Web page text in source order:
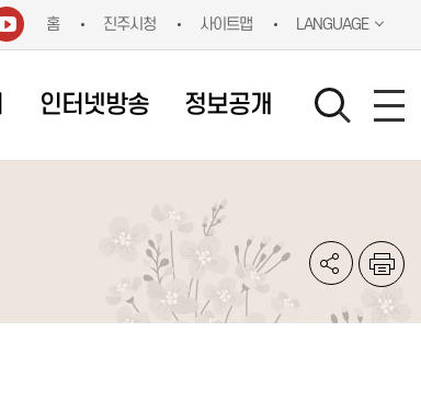
홈 진주시청 사이트맵 LANGUAGE
인터넷방송 정보공개